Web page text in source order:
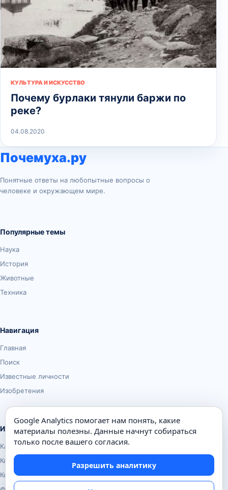
КУЛЬТУРА И ИСКУССТВО
Почему бурлаки тянули баржи по
реке?
04.08.2020
Почемуха.ру
Понятные ответы на любопытные вопросы о
человеке и окружающем мире.
Популярные темы
Наука
История
Животные
Техника
Навигация
Главная
Поиск
Известные личности
Изобретения
Информация
Карта сайта
Контакты
Конфиденциальность
Google Analytics помогает нам понять, какие
материалы полезны. Данные начнут собираться
только после вашего согласия.
Разрешить аналитику